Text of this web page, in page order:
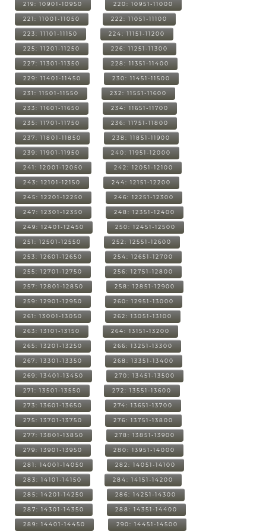
219: 10901-10950 220: 10951-11000
221: 11001-11050 222: 11051-11100
223: 11101-11150 224: 11151-11200
225: 11201-11250 226: 11251-11300
227: 11301-11350 228: 11351-11400
229: 11401-11450 230: 11451-11500
231: 11501-11550 232: 11551-11600
233: 11601-11650 234: 11651-11700
235: 11701-11750 236: 11751-11800
237: 11801-11850 238: 11851-11900
239: 11901-11950 240: 11951-12000
241: 12001-12050 242: 12051-12100
243: 12101-12150 244: 12151-12200
245: 12201-12250 246: 12251-12300
247: 12301-12350 248: 12351-12400
249: 12401-12450 250: 12451-12500
251: 12501-12550 252: 12551-12600
253: 12601-12650 254: 12651-12700
255: 12701-12750 256: 12751-12800
257: 12801-12850 258: 12851-12900
259: 12901-12950 260: 12951-13000
261: 13001-13050 262: 13051-13100
263: 13101-13150 264: 13151-13200
265: 13201-13250 266: 13251-13300
267: 13301-13350 268: 13351-13400
269: 13401-13450 270: 13451-13500
271: 13501-13550 272: 13551-13600
273: 13601-13650 274: 13651-13700
275: 13701-13750 276: 13751-13800
277: 13801-13850 278: 13851-13900
279: 13901-13950 280: 13951-14000
281: 14001-14050 282: 14051-14100
283: 14101-14150 284: 14151-14200
285: 14201-14250 286: 14251-14300
287: 14301-14350 288: 14351-14400
289: 14401-14450 290: 14451-14500